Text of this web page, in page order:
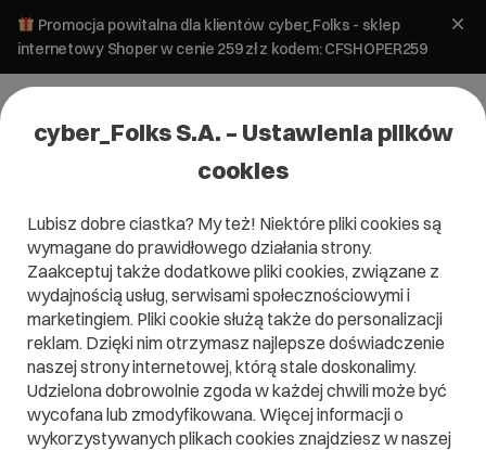
Promocja powitalna dla klientów cyber_Folks - sklep
internetowy Shoper w cenie 259 zł z kodem: CFSHOPER259
Domeny
Domena .eu – Europa na
wyciągnięcie ręki
28 lutego 2023 ok.4 min
cyber_Folks S.A. – Ustawienia plików
cookies
Lubisz dobre ciastka? My też! Niektóre pliki cookies są
wymagane do prawidłowego działania strony.
Zaakceptuj także dodatkowe pliki cookies, związane z
wydajnością usług, serwisami społecznościowymi i
marketingiem. Pliki cookie służą także do personalizacji
reklam. Dzięki nim otrzymasz najlepsze doświadczenie
naszej strony internetowej, którą stale doskonalimy.
Udzielona dobrowolnie zgoda w każdej chwili może być
wycofana lub zmodyfikowana. Więcej informacji o
wykorzystywanych plikach cookies znajdziesz w naszej